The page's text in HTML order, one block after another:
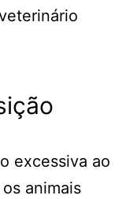
excessiva ao
animais